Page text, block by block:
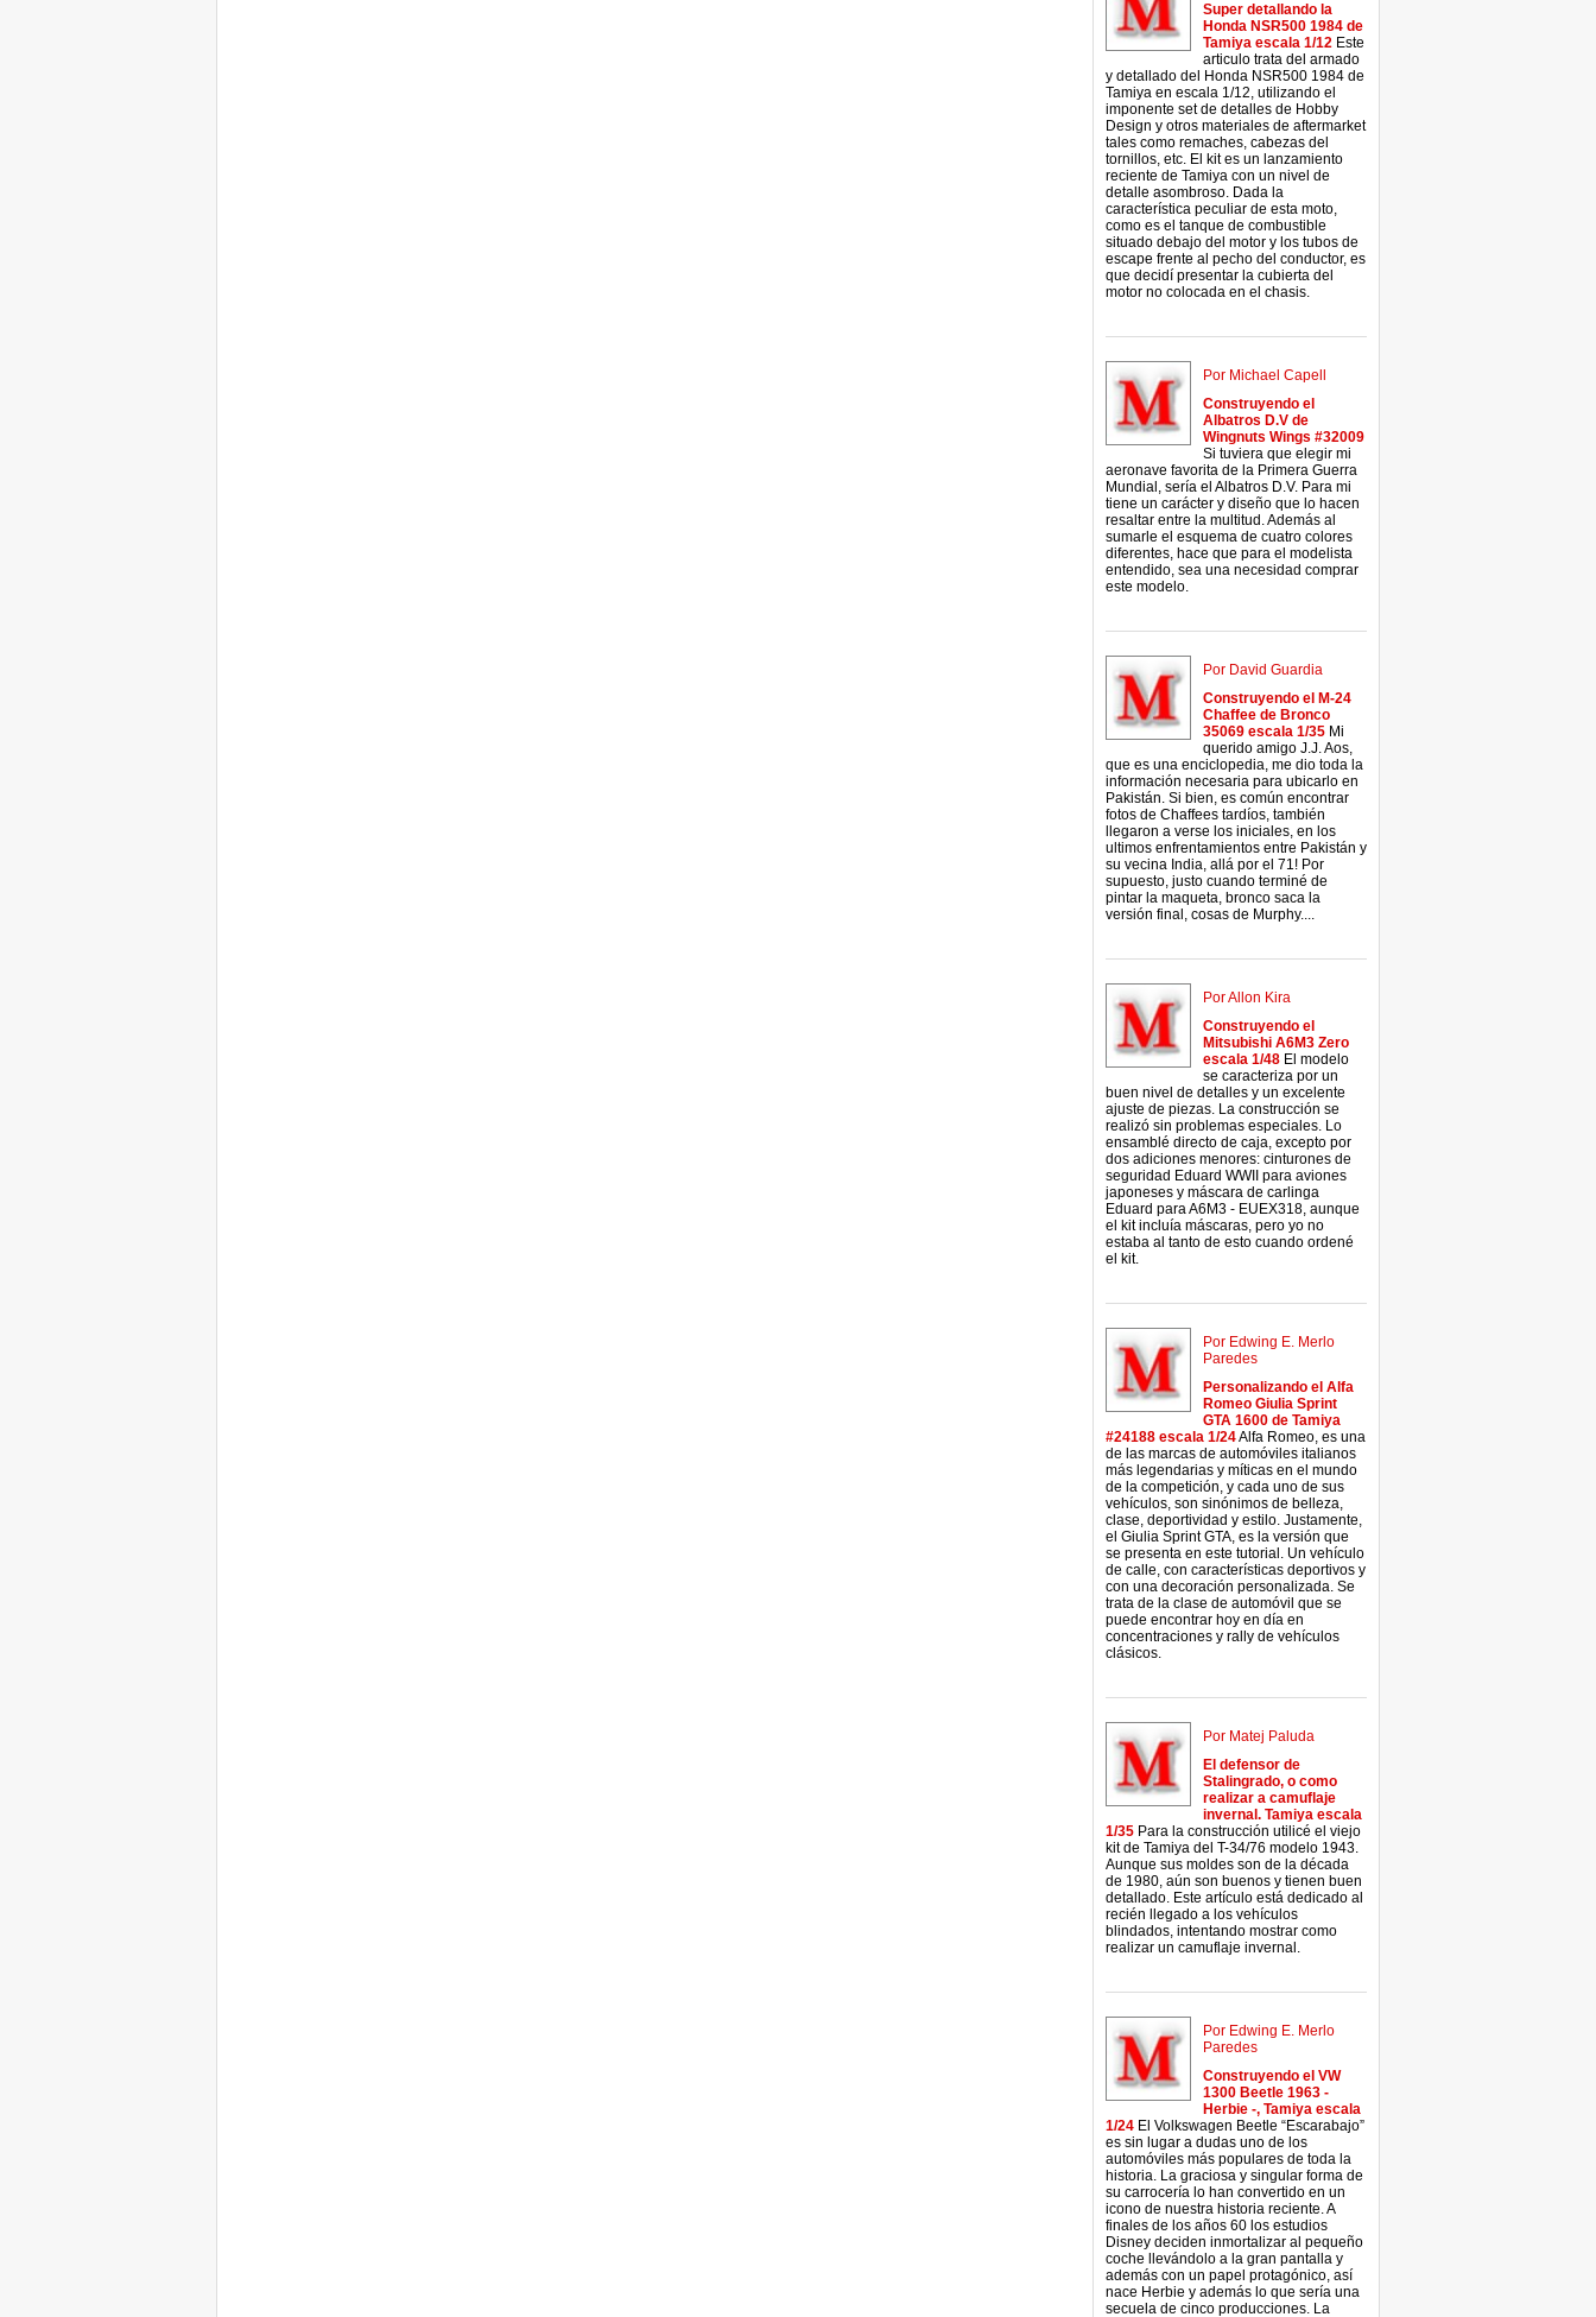
Super detallando la
Honda NSR500 1984 de
Tamiya escala 1/12 Este
articulo trata del armado
y detallado del Honda NSR500 1984 de
Tamiya en escala 1/12, utilizando el
imponente set de detalles de Hobby
Design y otros materiales de aftermarket
tales como remaches, cabezas del
tornillos, etc. El kit es un lanzamiento
reciente de Tamiya con un nivel de
detalle asombroso. Dada la
característica peculiar de esta moto,
como es el tanque de combustible
situado debajo del motor y los tubos de
escape frente al pecho del conductor, es
que decidí presentar la cubierta del
motor no colocada en el chasis.
Por Michael Capell
Construyendo el
Albatros D.V de
Wingnuts Wings #32009
Si tuviera que elegir mi
aeronave favorita de la Primera Guerra
Mundial, sería el Albatros D.V. Para mi
tiene un carácter y diseño que lo hacen
resaltar entre la multitud. Además al
sumarle el esquema de cuatro colores
diferentes, hace que para el modelista
entendido, sea una necesidad comprar
este modelo.
Por David Guardia
Construyendo el M-24
Chaffee de Bronco
35069 escala 1/35 Mi
querido amigo J.J. Aos,
que es una enciclopedia, me dio toda la
información necesaria para ubicarlo en
Pakistán. Si bien, es común encontrar
fotos de Chaffees tardíos, también
llegaron a verse los iniciales, en los
ultimos enfrentamientos entre Pakistán y
su vecina India, allá por el 71! Por
supuesto, justo cuando terminé de
pintar la maqueta, bronco saca la
versión final, cosas de Murphy....
Por Allon Kira
Construyendo el
Mitsubishi A6M3 Zero
escala 1/48 El modelo
se caracteriza por un
buen nivel de detalles y un excelente
ajuste de piezas. La construcción se
realizó sin problemas especiales. Lo
ensamblé directo de caja, excepto por
dos adiciones menores: cinturones de
seguridad Eduard WWII para aviones
japoneses y máscara de carlinga
Eduard para A6M3 - EUEX318, aunque
el kit incluía máscaras, pero yo no
estaba al tanto de esto cuando ordené
el kit.
Por Edwing E. Merlo
Paredes
Personalizando el Alfa
Romeo Giulia Sprint
GTA 1600 de Tamiya
#24188 escala 1/24Alfa Romeo, es una
de las marcas de automóviles italianos
más legendarias y míticas en el mundo
de la competición, y cada uno de sus
vehículos, son sinónimos de belleza,
clase, deportividad y estilo. Justamente,
el Giulia Sprint GTA, es la versión que
se presenta en este tutorial. Un vehículo
de calle, con características deportivos y
con una decoración personalizada. Se
trata de la clase de automóvil que se
puede encontrar hoy en día en
concentraciones y rally de vehículos
clásicos.
Por Matej Paluda
El defensor de
Stalingrado, o como
realizar a camuflaje
invernal. Tamiya escala
1/35 Para la construcción utilicé el viejo
kit de Tamiya del T-34/76 modelo 1943.
Aunque sus moldes son de la década
de 1980, aún son buenos y tienen buen
detallado. Este artículo está dedicado al
recién llegado a los vehículos
blindados, intentando mostrar como
realizar un camuflaje invernal.
Por Edwing E. Merlo
Paredes
Construyendo el VW
1300 Beetle 1963 -
Herbie -, Tamiya escala
1/24 El Volkswagen Beetle “Escarabajo”
es sin lugar a dudas uno de los
automóviles más populares de toda la
historia. La graciosa y singular forma de
su carrocería lo han convertido en un
icono de nuestra historia reciente. A
finales de los años 60 los estudios
Disney deciden inmortalizar al pequeño
coche llevándolo a la gran pantalla y
además con un papel protagónico, así
nace Herbie y además lo que sería una
secuela de cinco producciones. La